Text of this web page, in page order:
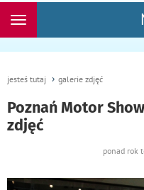
Rozwiń
jesteś tutaj galerie zdjęć
Poznań Motor
zdjęć
ponad rok